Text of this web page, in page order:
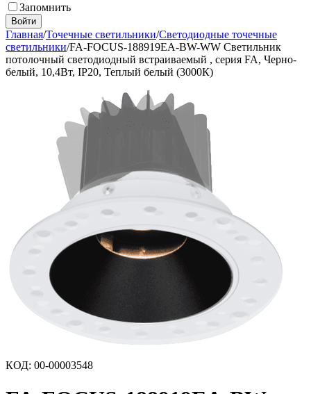
Запомнить
Войти
Главная/Точечные светильники/Светодиодные точечные
светильники/FA-FOCUS-188919EA-BW-WW Светильник
потолочный светодиодный встраиваемый , серия FA, Черно-
белый, 10,4Вт, IP20, Теплый белый (3000К)
КОД: 00-00003548